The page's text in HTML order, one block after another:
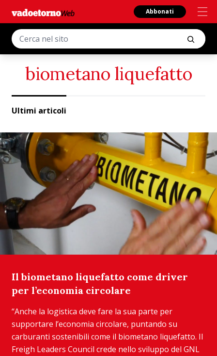
Abbonati
biometano liquefatto
Ultimi articoli
Il biometano liquefatto come driver
per l’economia circolare
“Anche la logistica deve fare la sua parte per
supportare l’economia circolare, puntando su
carburanti sostenibili come il biometano liquefatto. Il
Freigh Leaders Council crede nello sviluppo del GNL